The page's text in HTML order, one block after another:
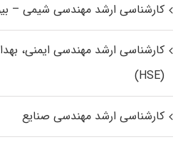
کارشناسی ارشد مهندسی شیمی –
کارشناسی ارشد مهندسی ایمنی،
(HSE)
کارشناسی ارشد مهندسی صنایع